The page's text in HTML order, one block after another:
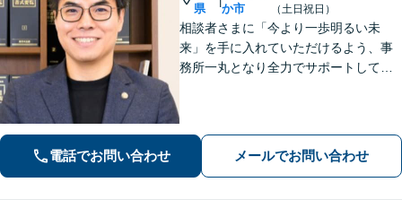
県
か市
（土日祝日）
相談者さまに「今より一歩明るい未
来」を手に入れていただけるよう、事
務所一丸となり全力でサポートしてま
幅広く対応します【初回相談無料】
【土日祝対応可】
電話でお問い合わせ メールでお問い合わせ